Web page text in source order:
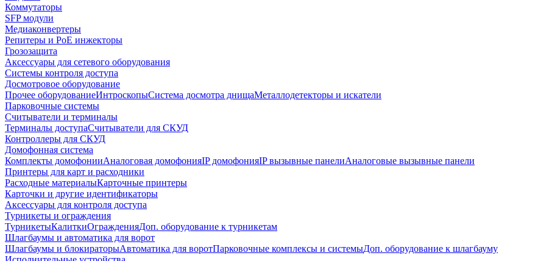
Коммутаторы
SFP модули
Медиаконвертеры
Репитеры и PoE инжекторы
Грозозащита
Аксессуары для сетевого оборудования
Системы контроля доступа
Досмотровое оборудование
Прочее оборудованиеИнтроскопыСистема досмотра днищаМеталлодетекторы и искатели
Парковочные системы
Считыватели и терминалы
Терминалы доступаСчитыватели для СКУД
Контроллеры для СКУД
Домофонная система
Комплекты домофонииАналоговая домофонияIP домофонияIP вызывные панелиАналоговые вызывные панели
Принтеры для карт и расходники
Расходные материалыКарточные принтеры
Карточки и другие идентификаторы
Аксессуары для контроля доступа
Турникеты и ограждения
ТурникетыКалиткиОгражденияДоп. оборудование к турникетам
Шлагбаумы и автоматика для ворот
Шлагбаумы и блокираторыАвтоматика для воротПарковочные комплексы и системыДоп. оборудование к шлагбауму